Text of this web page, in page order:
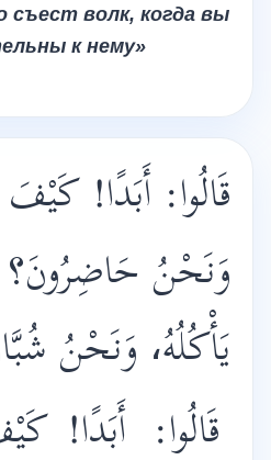
съест волк, когда вы
к нему»
قَالُوا: أَبَدًا!
وَنَحْنُ
يَأْكُلُهُ، وَنَحْنُ
قَالُوا: أَبَدًا!